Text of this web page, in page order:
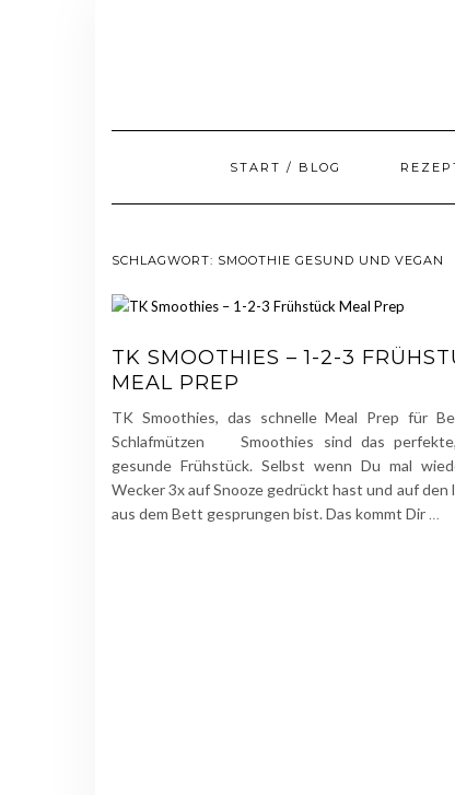
START / BLOG
SCHLAGWORT: SMOOTHIE GESUND UND VEGAN
TK SMOOTHIES – 1-2-3
MEAL PREP
TK Smoothies, das schnelle Meal Prep für
Schlafmützen Smoothies sind das
gesunde Frühstück. Selbst wenn Du mal
Wecker 3x auf Snooze gedrückt hast und auf
aus dem Bett gesprungen bist. Das kommt Dir …